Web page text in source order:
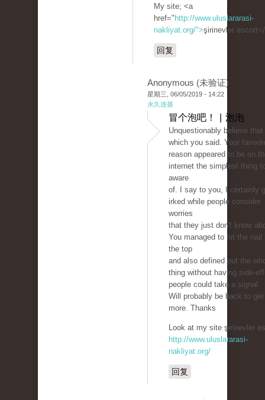
My site; <a
href=" http://www.uluslararasi-
nakliyat.org/">şirinevler
回复
Anonymous (未验证)
星期三, 06/05/2019 - 14:22
永久连接
冒个泡吧！ | 泡泡
Unquestionably believe that
which you said. Your
reason appeared to be on
internet the simplest thing
aware
of. I say to you, I certainly
irked while people consider
worries
that they just don't know
You managed to hit the nail
the top
and also defined out the
thing without having side-
people could take a signal.
Will probably be back to get
more. Thanks
Look at my site şirinevler
http://www.uluslararasi-
nakliyat.org/
回复